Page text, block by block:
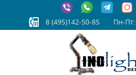
8 (495)142-50-85 Пн-